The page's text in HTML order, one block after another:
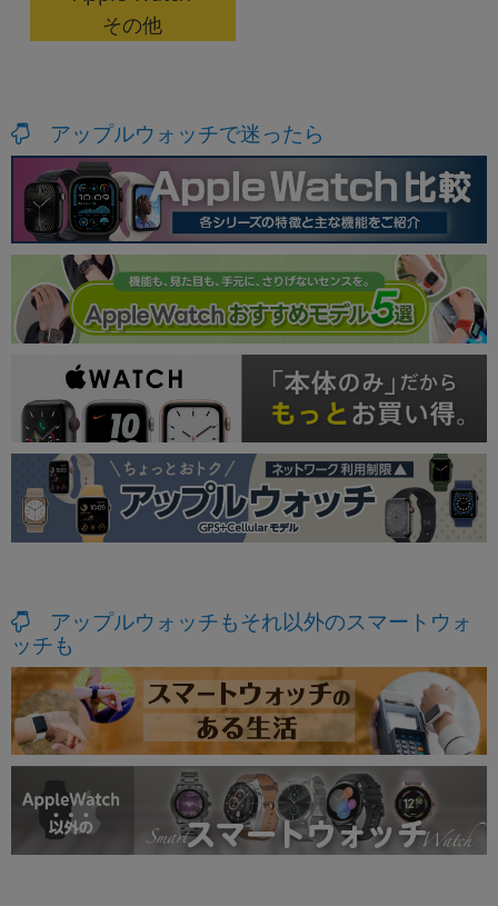
その他
アップルウォッチで迷ったら
アップルウォッチもそれ以外のスマートウォ
ッチも